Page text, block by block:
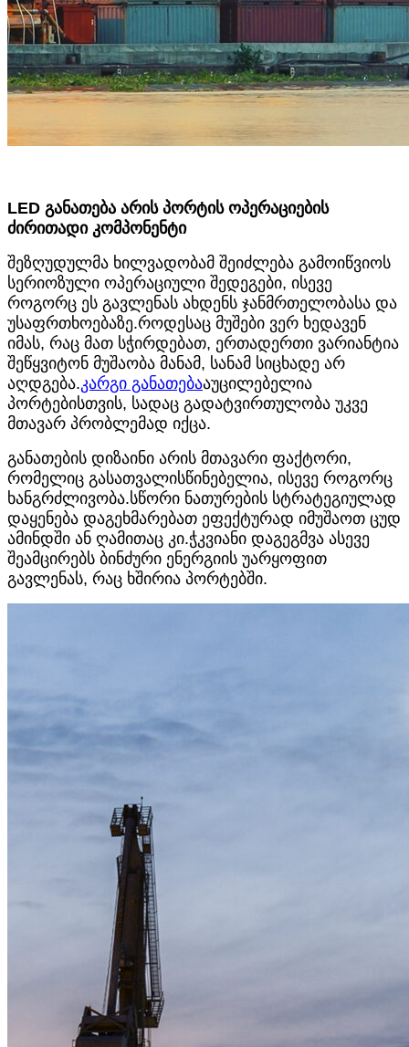
LED განათება არის პორტის ოპერაციების
ძირითადი კომპონენტი
შეზღუდულმა ხილვადობამ შეიძლება გამოიწვიოს
სერიოზული ოპერაციული შედეგები, ისევე
როგორც ეს გავლენას ახდენს ჯანმრთელობასა და
უსაფრთხოებაზე.როდესაც მუშები ვერ ხედავენ
იმას, რაც მათ სჭირდებათ, ერთადერთი ვარიანტია
შეწყვიტონ მუშაობა მანამ, სანამ სიცხადე არ
აღდგება.კარგი განათებააუცილებელია
პორტებისთვის, სადაც გადატვირთულობა უკვე
მთავარ პრობლემად იქცა.
განათების დიზაინი არის მთავარი ფაქტორი,
რომელიც გასათვალისწინებელია, ისევე როგორც
ხანგრძლივობა.სწორი ნათურების სტრატეგიულად
დაყენება დაგეხმარებათ ეფექტურად იმუშაოთ ცუდ
ამინდში ან ღამითაც კი.ჭკვიანი დაგეგმვა ასევე
შეამცირებს ბინძური ენერგიის უარყოფით
გავლენას, რაც ხშირია პორტებში.